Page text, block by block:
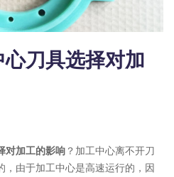
刀具选择对加
对加工的影响 ？加工中心离不开刀
由于加工中心是高速运行的，因